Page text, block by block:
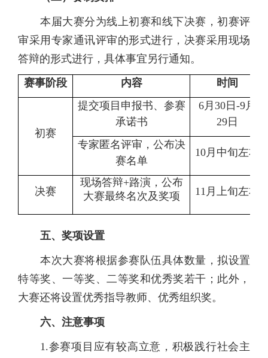
本届大赛分为线上初赛和线下决赛，初赛评
审采用专家通讯评审的形式进行，决赛采用现场
答辩的形式进行，具体事宜另行通知。
赛事阶段
内容 时间
初赛
提交项目申报书、 参赛
承诺书
6月 30日-9月
29日
专家匿名评审， 公布决
赛名单
10月中旬左右
决赛
现场答辩+路演，公布
大赛最终名次及奖项
1 1 月 上旬左右
五、 奖项设置
本次大赛将根据参赛队伍具体数量，拟设置
特等奖、一等奖、二等奖和优秀奖若干；此外，
大赛还将设置优秀指导教师、优秀组织奖。
六、注意事项
1.参赛项目应有较高立意，积极践行社会主